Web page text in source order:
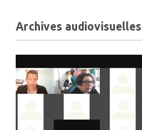
Archives audiovisuelles